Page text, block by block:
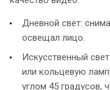
Дневной свет:
освещал лицо.
Искусственный
или кольцевую
углом 45 градусов,